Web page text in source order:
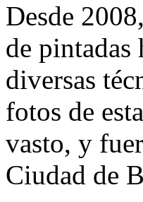
Desde
de pintadas
diversas
fotos de
vasto, y
Ciudad de